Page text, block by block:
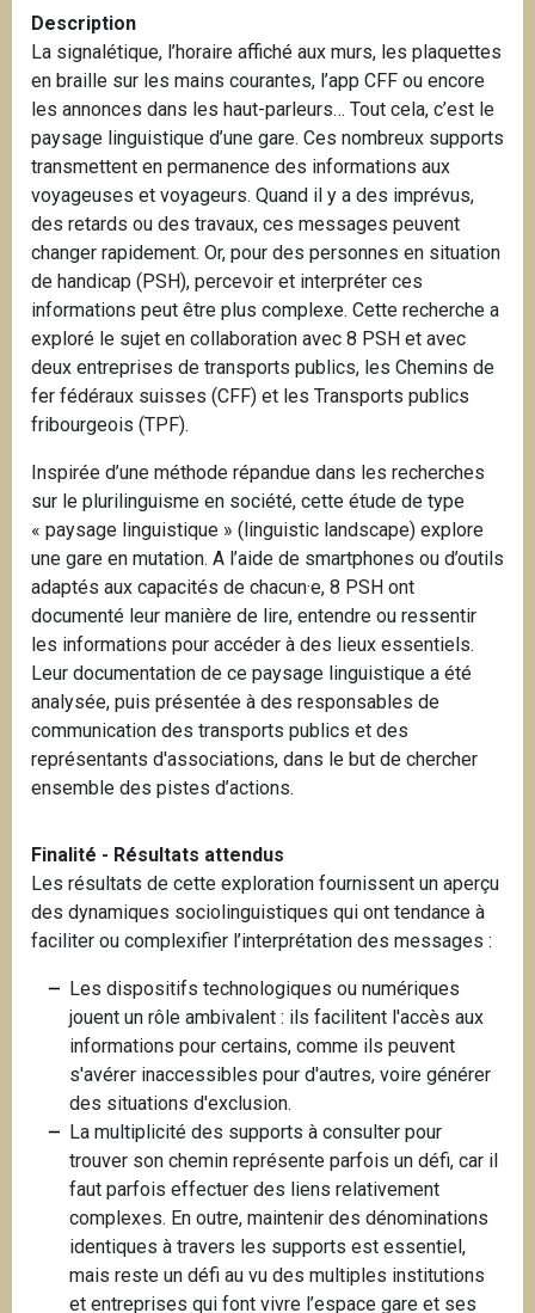
Description
La signalétique, l’horaire affiché aux murs, les plaquettes
en braille sur les mains courantes, l’app CFF ou encore
les annonces dans les haut-parleurs… Tout cela, c’est le
paysage linguistique d’une gare. Ces nombreux supports
transmettent en permanence des informations aux
voyageuses et voyageurs. Quand il y a des imprévus,
des retards ou des travaux, ces messages peuvent
changer rapidement. Or, pour des personnes en situation
de handicap (PSH), percevoir et interpréter ces
informations peut être plus complexe. Cette recherche a
exploré le sujet en collaboration avec 8 PSH et avec
deux entreprises de transports publics, les Chemins de
fer fédéraux suisses (CFF) et les Transports publics
fribourgeois (TPF).
Inspirée d’une méthode répandue dans les recherches
sur le plurilinguisme en société, cette étude de type
« paysage linguistique » (linguistic landscape) explore
une gare en mutation. A l’aide de smartphones ou d’outils
adaptés aux capacités de chacun·e, 8 PSH ont
documenté leur manière de lire, entendre ou ressentir
les informations pour accéder à des lieux essentiels.
Leur documentation de ce paysage linguistique a été
analysée, puis présentée à des responsables de
communication des transports publics et des
représentants d'associations, dans le but de chercher
ensemble des pistes d’actions.
Finalité - Résultats attendus
Les résultats de cette exploration fournissent un aperçu
des dynamiques sociolinguistiques qui ont tendance à
faciliter ou complexifier l’interprétation des messages :
Les dispositifs technologiques ou numériques
jouent un rôle ambivalent : ils facilitent l'accès aux
informations pour certains, comme ils peuvent
s'avérer inaccessibles pour d'autres, voire générer
des situations d'exclusion.
La multiplicité des supports à consulter pour
trouver son chemin représente parfois un défi, car il
faut parfois effectuer des liens relativement
complexes. En outre, maintenir des dénominations
identiques à travers les supports est essentiel,
mais reste un défi au vu des multiples institutions
et entreprises qui font vivre l’espace gare et ses